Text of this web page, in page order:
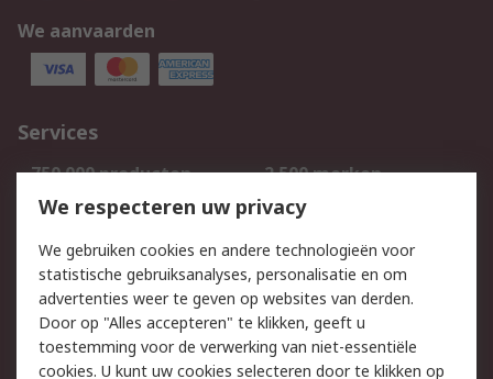
We aanvaarden
Services
750.000 producten
2.500 merken
Bestellen
Inkoopoplossingen
Track & Trace
Wettelijk
Cookiebeleid Email veiligheid
We respecteren uw privacy
We gebruiken cookies en andere technologieën voor
statistische gebruiksanalyses, personalisatie en om
advertenties weer te geven op websites van derden.
Door op "Alles accepteren" te klikken, geeft u
toestemming voor de verwerking van niet-essentiële
cookies. U kunt uw cookies selecteren door te klikken op